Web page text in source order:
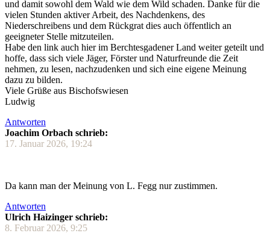
und damit sowohl dem Wald wie dem Wild schaden. Danke für die
vielen Stunden aktiver Arbeit, des Nachdenkens, des
Niederschreibens und dem Rückgrat dies auch öffentlich an
geeigneter Stelle mitzuteilen.
Habe den link auch hier im Berchtesgadener Land weiter geteilt und
hoffe, dass sich viele Jäger, Förster und Naturfreunde die Zeit
nehmen, zu lesen, nachzudenken und sich eine eigene Meinung
dazu zu bilden.
Viele Grüße aus Bischofswiesen
Ludwig
Antworten
Joachim Orbach schrieb:
17. Januar 2026, 19:24
Da kann man der Meinung von L. Fegg nur zustimmen.
Antworten
Ulrich Haizinger schrieb:
8. Februar 2026, 9:25